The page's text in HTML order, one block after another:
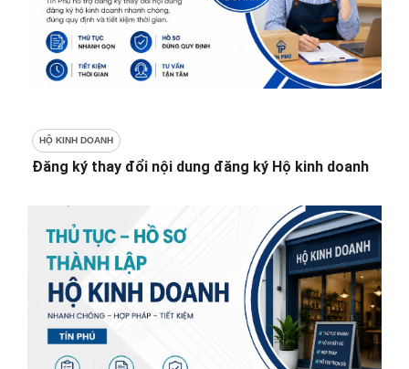
HỘ KINH DOANH
Đăng ký thay đổi nội dung đăng ký Hộ kinh doanh